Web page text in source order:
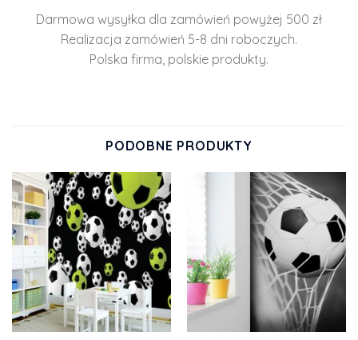
Darmowa wysyłka dla zamówień powyżej 500 zł
Realizacja zamówień 5-8 dni roboczych.
Polska firma, polskie produkty.
PODOBNE PRODUKTY